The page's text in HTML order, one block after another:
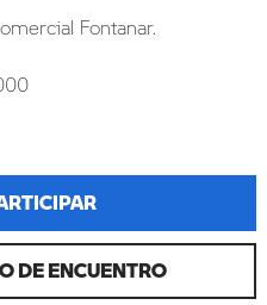
Fontanar.
DE ENCUENTRO